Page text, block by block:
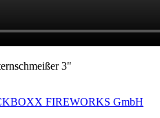
3"
FIREWORKS GmbH